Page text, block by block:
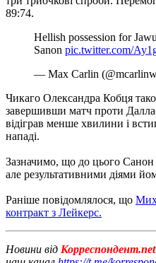
89:74.
Hellish possession for
Sanon pic.twitter.com/
— Max Carlin
Чикаго Олександра Кобця
завершивши матч проти
відіграв менше хвилини і
нападі.
Зазначимо, що до цього Санон
але результативними діями
Раніше повідомлялося, що
контракт з Лейкерс.
Новини від Корреспондент.net